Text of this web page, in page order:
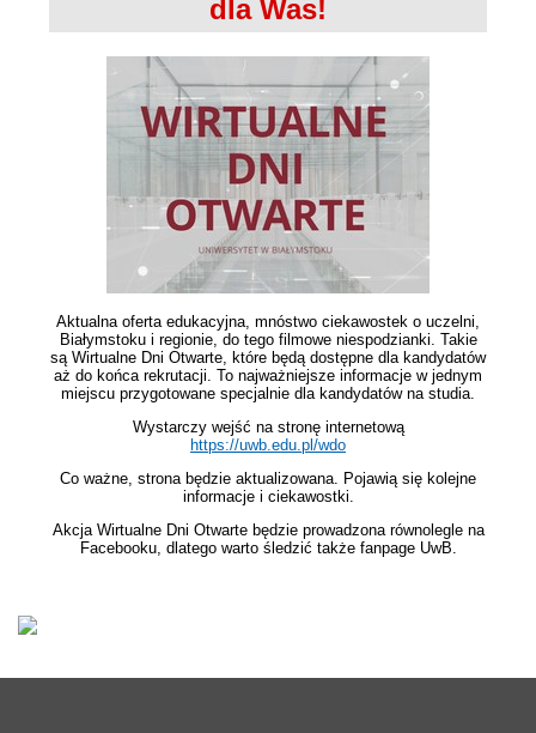
dla Was!
Aktualna oferta edukacyjna, mnóstwo ciekawostek o uczelni,
Białymstoku i regionie, do tego filmowe niespodzianki. Takie
są Wirtualne Dni Otwarte, które będą dostępne dla kandydatów
aż do końca rekrutacji. To najważniejsze informacje w jednym
miejscu przygotowane specjalnie dla kandydatów na studia.
Wystarczy wejść na stronę internetową
https://uwb.edu.pl/wdo
Co ważne, strona będzie aktualizowana. Pojawią się kolejne
informacje i ciekawostki.
Akcja Wirtualne Dni Otwarte będzie prowadzona równolegle na
Facebooku, dlatego warto śledzić także fanpage UwB.